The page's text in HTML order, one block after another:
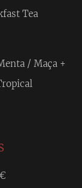
Tea
/ Maça +